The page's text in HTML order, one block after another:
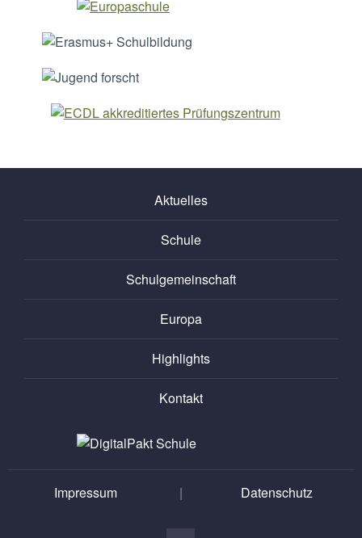
Aktuelles
Schule
Schulgemeinschaft
Europa
Highlights
Kontakt
Impressum | Datenschutz